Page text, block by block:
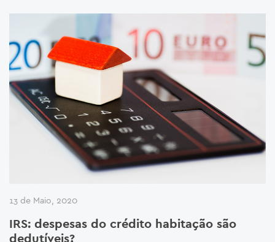
13 de Maio, 2020
IRS: despesas do crédito habitação são
dedutíveis?